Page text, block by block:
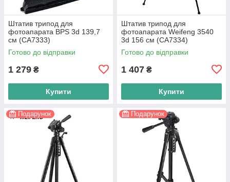
Штатив трипод для
фотоапарата BPS 3d 139,7
см (CA7333)
Готово до відправки
1 279 ₴
Купити
Штатив трипод для
фотоапарата Weifeng 3540
3d 156 см (CA7334)
Готово до відправки
1 407 ₴
Купити
Подарунок Подарунок